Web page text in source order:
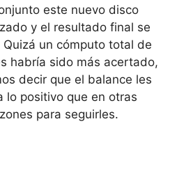
este nuevo disco
y el resultado final se
un cómputo total de
habría sido más acertado,
decir que el balance les
lo positivo que en otras
para seguirles.